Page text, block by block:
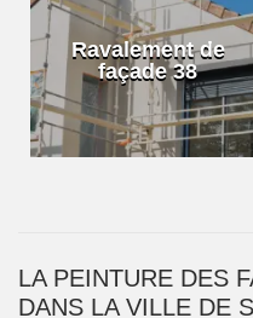
Ravalement de
façade 38
LA PEINTURE DES
DANS LA VILLE DE